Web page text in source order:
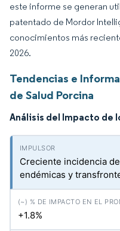
este informe se generan
patentado de Mordor
conocimientos más
2026.
Tendencias e
de Salud Porcina
Análisis del Impacto de
Creciente incidencia
endémicas y
+1.8%